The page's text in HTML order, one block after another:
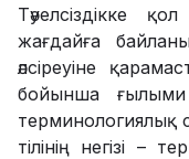
Тәуелсіздікке
жағдайға
әлсіреуіне
бойынша
терминологиялық
тілінің негізі –